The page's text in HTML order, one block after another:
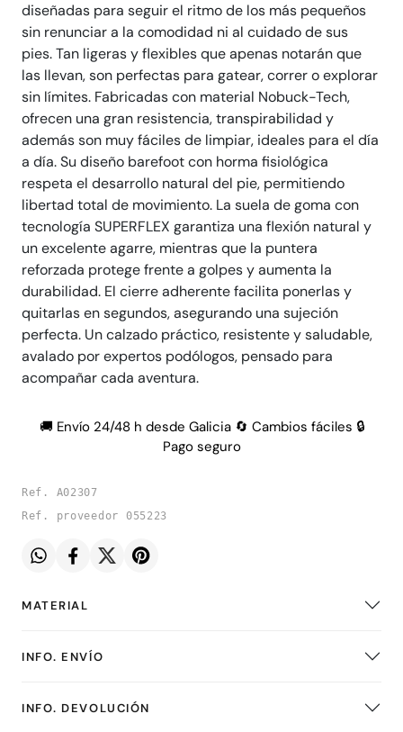
diseñadas para seguir el ritmo de los más pequeños
sin renunciar a la comodidad ni al cuidado de sus
pies. Tan ligeras y flexibles que apenas notarán que
las llevan, son perfectas para gatear, correr o explorar
sin límites. Fabricadas con material Nobuck-Tech,
ofrecen una gran resistencia, transpirabilidad y
además son muy fáciles de limpiar, ideales para el día
a día. Su diseño barefoot con horma fisiológica
respeta el desarrollo natural del pie, permitiendo
libertad total de movimiento. La suela de goma con
tecnología SUPERFLEX garantiza una flexión natural y
un excelente agarre, mientras que la puntera
reforzada protege frente a golpes y aumenta la
durabilidad. El cierre adherente facilita ponerlas y
quitarlas en segundos, asegurando una sujeción
perfecta. Un calzado práctico, resistente y saludable,
avalado por expertos podólogos, pensado para
acompañar cada aventura.
🚚 Envío 24/48 h desde Galicia 🔄 Cambios fáciles 🔒
Pago seguro
Ref. A02307
Ref. proveedor 055223
MATERIAL
INFO. ENVÍO
INFO. DEVOLUCIÓN